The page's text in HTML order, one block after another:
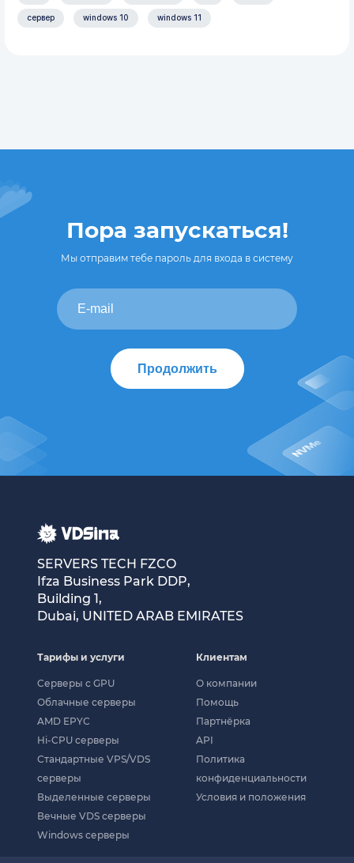
сервер windows 10 windows 11
Пора запускаться!
Мы отправим тебе пароль для входа в систему
Продолжить
SERVERS TECH FZCO
Ifza Business Park DDP,
Building 1,
Dubai, UNITED ARAB EMIRATES
Тарифы и услуги
Cерверы c GPU
Облачные серверы
AMD EPYC
Hi-CPU серверы
Стандартные VPS/VDS
серверы
Выделенные серверы
Вечные VDS серверы
Windows серверы
Клиентам
О компании
Помощь
Партнёрка
API
Политика
конфиденциальности
Условия и положения